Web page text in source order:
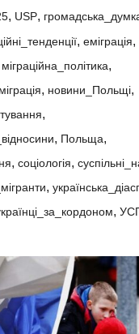
, USP,
, еміграція,
міграційна_політика,
міграція, новини_Польщі,
,
, Польща,
, соціологія,
,
,